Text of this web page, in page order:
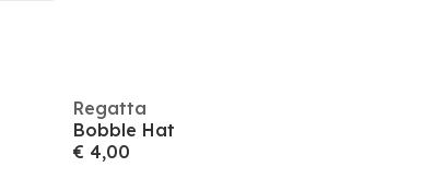
Regatta
Bobble Hat
€ 4,00